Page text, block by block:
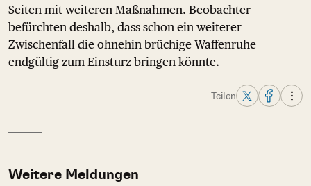
Seiten mit weiteren Maßnahmen. Beobachter
befürchten deshalb, dass schon ein weiterer
Zwischenfall die ohnehin brüchige Waffenruhe
endgültig zum Einsturz bringen könnte.
Teilen
Weitere Meldungen